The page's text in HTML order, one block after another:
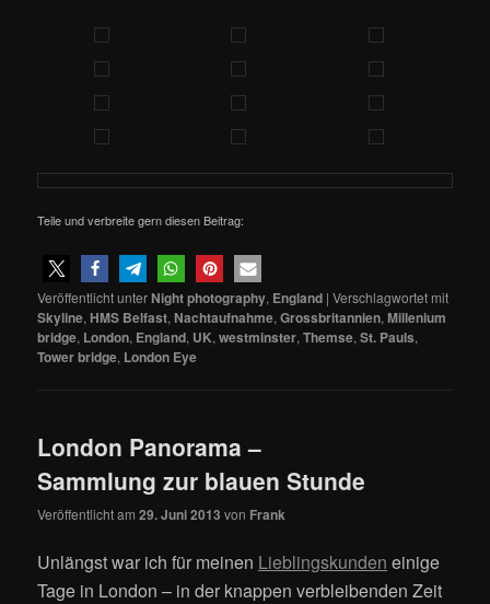
Teile und verbreite gern diesen Beitrag:
Veröffentlicht unter Night photography, England |Verschlagwortet mit
Skyline, HMS Belfast, Nachtaufnahme,Grossbritannien,Millenium
bridge, London, England, UK,westminster,Themse,St. Pauls,
Tower bridge, London Eye
London Panorama –
Sammlung zur blauen Stunde
Veröffentlicht am29. Juni 2013 von Frank
Unlängst war ich für meinen Lieblingskunden einige
Tage in London – in der knappen verbleibenden Zeit